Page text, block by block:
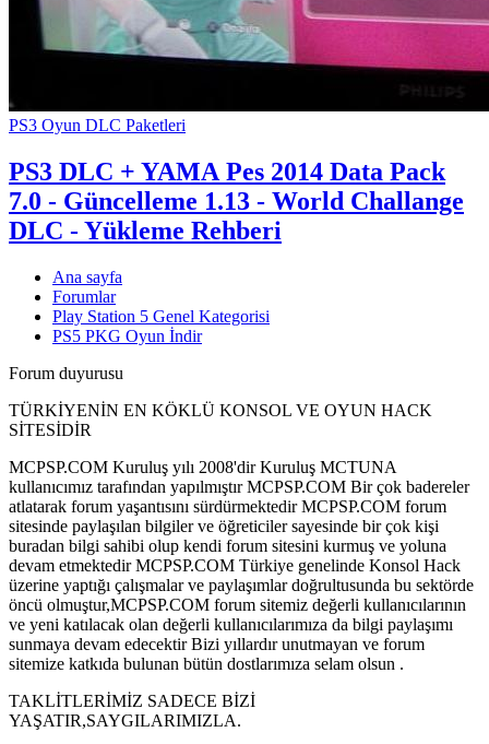
PS3 Oyun DLC Paketleri
PS3 DLC + YAMAPes 2014 Data Pack
7.0 - Güncelleme 1.13 - World Challange
DLC - Yükleme Rehberi
Ana sayfa
Forumlar
Play Station 5 Genel Kategorisi
PS5 PKG Oyun İndir
Forum duyurusu
TÜRKİYENİN EN KÖKLÜ KONSOL VE OYUN HACK
SİTESİDİR
MCPSP.COM Kuruluş yılı 2008'dir Kuruluş MCTUNA
kullanıcımız tarafından yapılmıştır MCPSP.COM Bir çok badereler
atlatarak forum yaşantısını sürdürmektedir MCPSP.COM forum
sitesinde paylaşılan bilgiler ve öğreticiler sayesinde bir çok kişi
buradan bilgi sahibi olup kendi forum sitesini kurmuş ve yoluna
devam etmektedir MCPSP.COM Türkiye genelinde Konsol Hack
üzerine yaptığı çalışmalar ve paylaşımlar doğrultusunda bu sektörde
öncü olmuştur,MCPSP.COM forum sitemiz değerli kullanıcılarının
ve yeni katılacak olan değerli kullanıcılarımıza da bilgi paylaşımı
sunmaya devam edecektir Bizi yıllardır unutmayan ve forum
sitemize katkıda bulunan bütün dostlarımıza selam olsun .
TAKLİTLERİMİZ SADECE BİZİ
YAŞATIR,SAYGILARIMIZLA.